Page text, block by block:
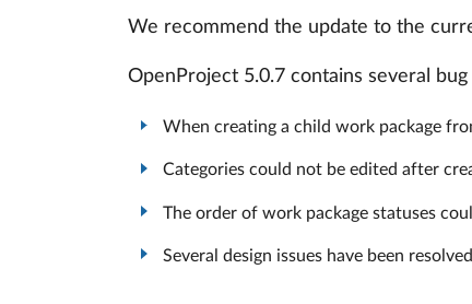
We recommend the update to the
OpenProject 5.0.7 contains several bug
When creating a child work package
Categories could not be edited after
The order of work package statuses
Several design issues have been